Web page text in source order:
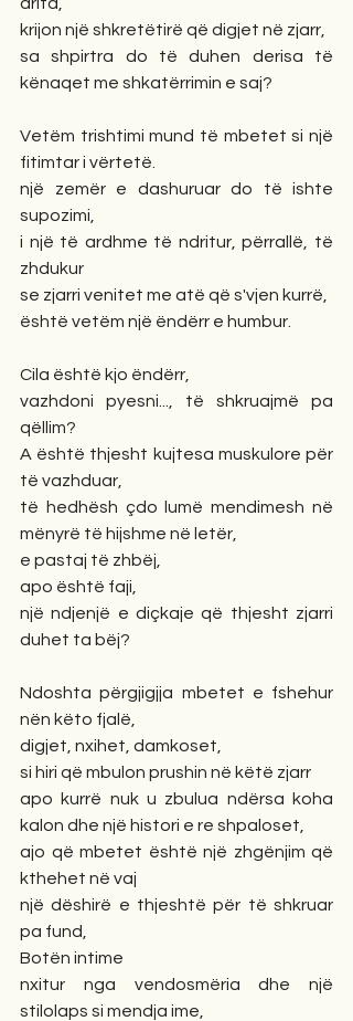
krijon një shkretëtirë që digjet në zjarr,
sa shpirtra do të duhen derisa të
kënaqet me shkatërrimin e saj?
Vetëm trishtimi mund të mbetet si një
fitimtar i vërtetë.
një zemër e dashuruar do të ishte
supozimi,
i një të ardhme të ndritur, përrallë, të
zhdukur
se zjarri venitet me atë që s'vjen kurrë,
është vetëm një ëndërr e humbur.
Cila është kjo ëndërr,
vazhdoni pyesni..., të shkruajmë pa
qëllim?
A është thjesht kujtesa muskulore për
të vazhduar,
të hedhësh çdo lumë mendimesh në
mënyrë të hijshme në letër,
e pastaj të zhbëj,
apo është faji,
një ndjenjë e diçkaje që thjesht zjarri
duhet ta bëj?
Ndoshta përgjigjja mbetet e fshehur
nën këto fjalë,
digjet, nxihet, damkoset,
si hiri që mbulon prushin në këtë zjarr
apo kurrë nuk u zbulua ndërsa koha
kalon dhe një histori e re shpaloset,
ajo që mbetet është një zhgënjim që
kthehet në vaj
një dëshirë e thjeshtë për të shkruar
pa fund,
Botën intime
nxitur nga vendosmëria dhe një
stilolaps si mendja ime,